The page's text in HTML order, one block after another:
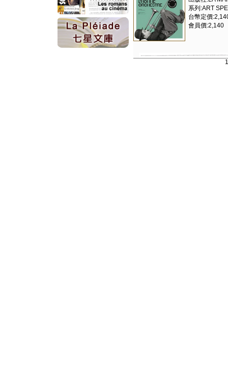
系列:ART
台幣定價
會員價:2,140
1